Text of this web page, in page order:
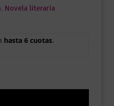
, Novela literaria